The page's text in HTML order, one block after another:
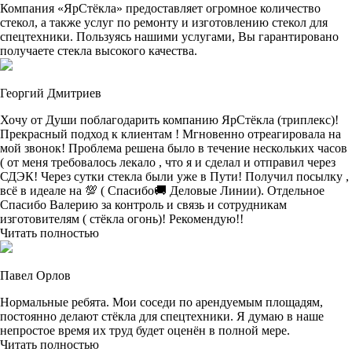
Компания «ЯрСтёкла» предоставляет огромное количество
стекол, а также услуг по ремонту и изготовлению стекол для
спецтехники. Пользуясь нашими услугами, Вы гарантировано
получаете стекла высокого качества.
Георгий Дмитриев
Хочу от Души поблагодарить компанию ЯрСтёкла (триплекс)!
Прекрасный подход к клиентам ! Мгновенно отреагировала на
мой звонок! Проблема решена было в течение нескольких часов
( от меня требовалось лекало , что я и сделал и отправил через
СДЭК! Через сутки стекла были уже в Пути! Получил посылку ,
всё в идеале на 💯 ( Спасибо🚚 Деловые Линии). Отдельное
Спасибо Валерию за контроль и связь и сотрудникам
изготовителям ( стёкла огонь)! Рекомендую!!
Читать полностью
Павел Орлов
Нормальные ребята. Мои соседи по арендуемым площадям,
постоянно делают стёкла для спецтехники. Я думаю в наше
непростое время их труд будет оценён в полной мере.
Читать полностью